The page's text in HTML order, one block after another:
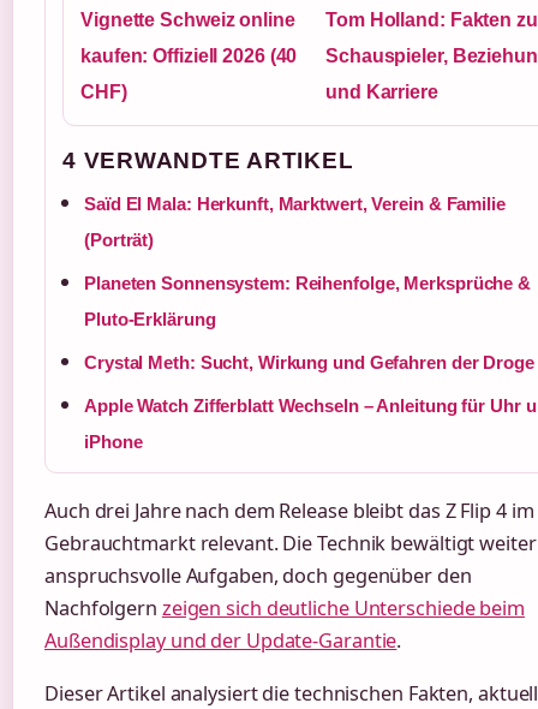
Vignette Schweiz online
kaufen: Offiziell 2026 (40
CHF)
Tom Holland: Fakten zu
Schauspieler,
und Karriere
4 VERWANDTE ARTIKEL
Saïd El Mala: Herkunft, Marktwert, Verein & Familie
(Porträt)
Planeten Sonnensystem: Reihenfolge, Merksprüche &
Pluto-Erklärung
Crystal Meth: Sucht, Wirkung und Gefahren der Droge
Apple Watch Zifferblatt Wechseln – Anleitung für Uhr
iPhone
Auch drei Jahre nach dem Release bleibt das Z Flip 4 im
Gebrauchtmarkt relevant. Die Technik bewältigt
anspruchsvolle Aufgaben, doch gegenüber den
Nachfolgern zeigen sich deutliche Unterschiede beim
Außendisplay und der Update-Garantie.
Dieser Artikel analysiert die technischen Fakten,